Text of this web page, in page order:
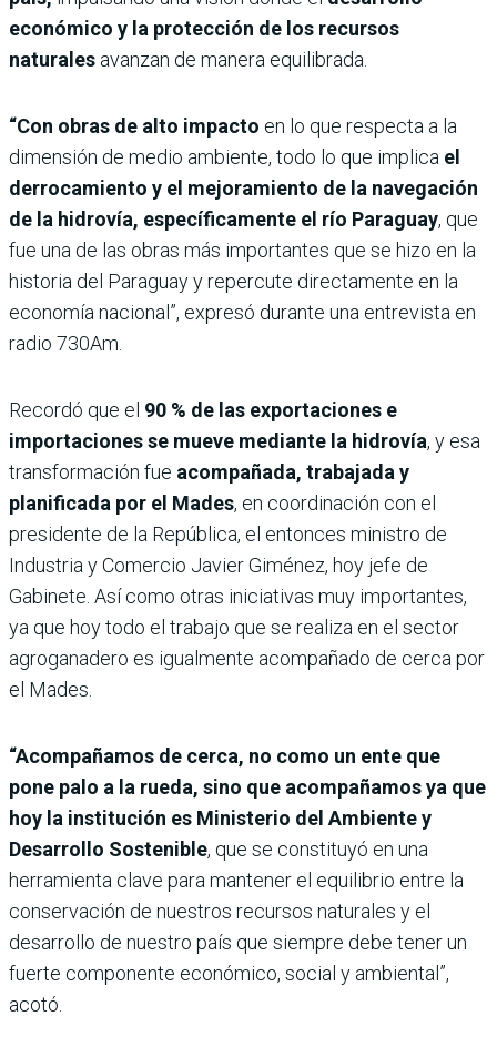
económico y la protección de los recursos
naturales avanzan de manera equilibrada.
“Con obras de alto impacto en lo que respecta a la
dimensión de medio ambiente, todo lo que implica el
derrocamiento y el mejoramiento de la navegación
de la hidrovía, específicamente el río Paraguay, que
fue una de las obras más importantes que se hizo en la
historia del Paraguay y repercute directamente en la
economía nacional”, expresó durante una entrevista en
radio 730Am.
Recordó que el 90 % de las exportaciones e
importaciones se mueve mediante la hidrovía, y esa
transformación fue acompañada, trabajada y
planificada por el Mades, en coordinación con el
presidente de la República, el entonces ministro de
Industria y Comercio Javier Giménez, hoy jefe de
Gabinete. Así como otras iniciativas muy importantes,
ya que hoy todo el trabajo que se realiza en el sector
agroganadero es igualmente acompañado de cerca por
el Mades.
“Acompañamos de cerca, no como un ente que
pone palo a la rueda, sino que acompañamos ya que
hoy la institución es Ministerio del Ambiente y
Desarrollo Sostenible, que se constituyó en una
herramienta clave para mantener el equilibrio entre la
conservación de nuestros recursos naturales y el
desarrollo de nuestro país que siempre debe tener un
fuerte componente económico, social y ambiental”,
acotó.